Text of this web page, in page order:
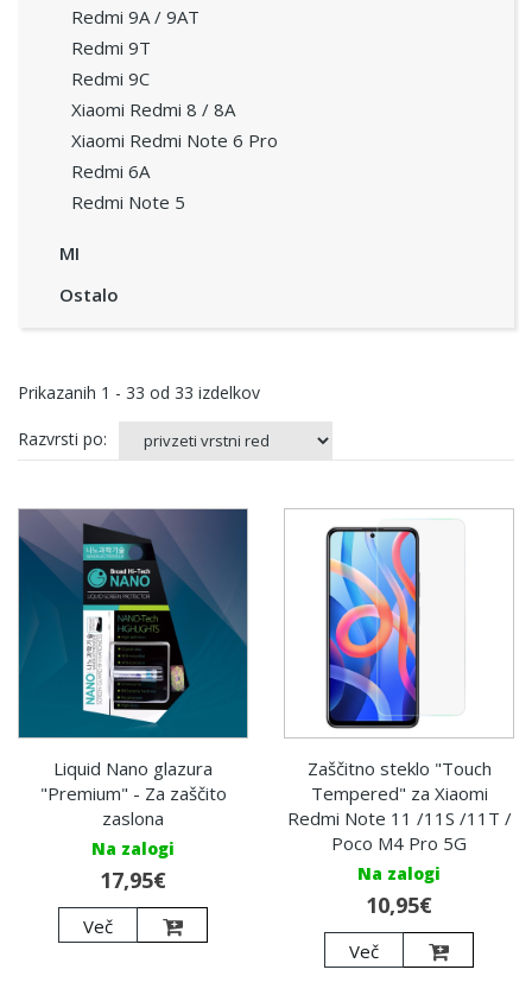
Redmi 9A / 9AT
Redmi 9T
Redmi 9C
Xiaomi Redmi 8 / 8A
Xiaomi Redmi Note 6 Pro
Redmi 6A
Redmi Note 5
MI
Ostalo
Prikazanih 1 - 33 od 33 izdelkov
Razvrsti po:
Liquid Nano glazura
"Premium" - Za zaščito
zaslona
Na zalogi
17,95€
Več
Zaščitno steklo "Touch
Tempered" za Xiaomi
Redmi Note 11 /11S /11T /
Poco M4 Pro 5G
Na zalogi
10,95€
Več